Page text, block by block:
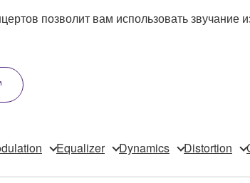
позволит вам использовать звучание
Equalizer Dynamics Distortion